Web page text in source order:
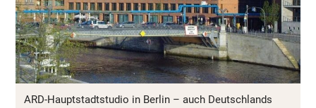
ARD-Hauptstadtstudio in Berlin – auch Deutschlands